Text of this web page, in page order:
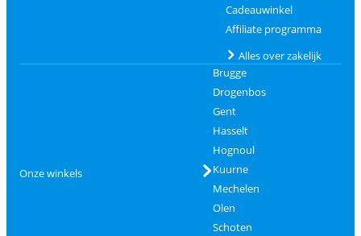
Cadeauwinkel
Affiliate programma
Alles over zakelijk
Onze winkels
Brugge
Drogenbos
Gent
Hasselt
Hognoul
Kuurne
Mechelen
Olen
Schoten